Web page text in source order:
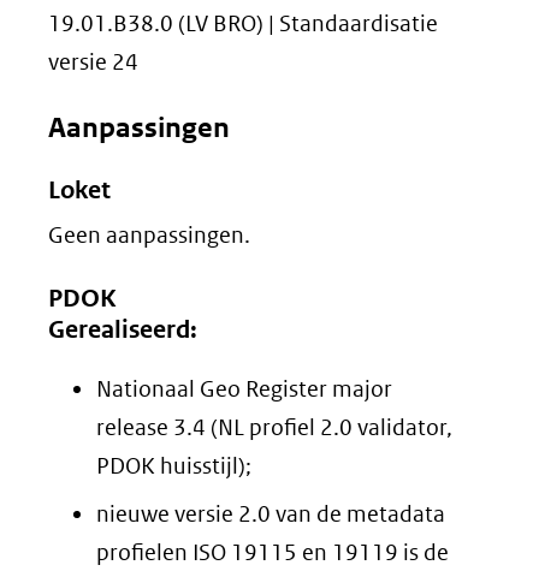
19.01.B38.0 (LV BRO) | Standaardisatie
versie 24
Aanpassingen
Loket
Geen aanpassingen.
PDOK
Gerealiseerd:
Nationaal Geo Register major
release 3.4 (NL profiel 2.0 validator,
PDOK huisstijl);
nieuwe versie 2.0 van de metadata
profielen ISO 19115 en 19119 is de